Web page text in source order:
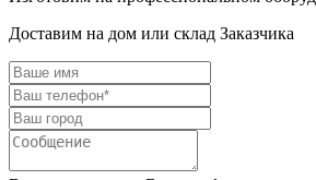
Доставим на дом или склад Заказчика